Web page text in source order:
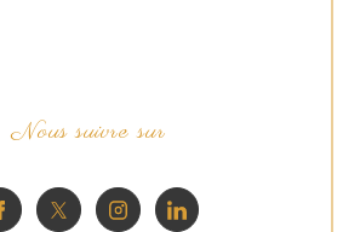
Nous suivre sur